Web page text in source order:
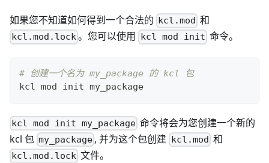
如果您不知道如何得到一个合法的 kcl.mod 和
kcl.mod.lock。您可以使用 kcl mod init 命令。
# 创建一个名为 my_package 的 kcl 包
kcl mod init my_package
kcl mod init my_package 命令将会为您创建一个新的
kcl 包 my_package , 并为这个包创建 kcl.mod 和
kcl.mod.lock 文件。